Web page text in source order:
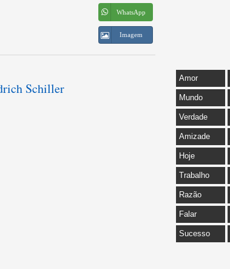
WhatsApp
Imagem
Schiller
Amor
Mundo
Verdade
Amizade
Hoje
Trabalho
Razão
Falar
Sucesso